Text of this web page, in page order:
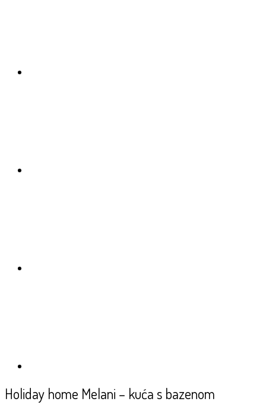
Holiday home Melani – kuća s bazenom